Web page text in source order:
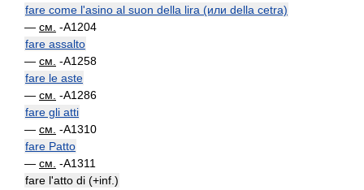
fare come l'asino al suon della lira (или della cetra)
— см. -A1204
fare assalto
— см. -A1258
fare le aste
— см. -A1286
fare gli atti
— см. -A1310
fare Patto
— см. -A1311
fare l'atto di (+inf.)